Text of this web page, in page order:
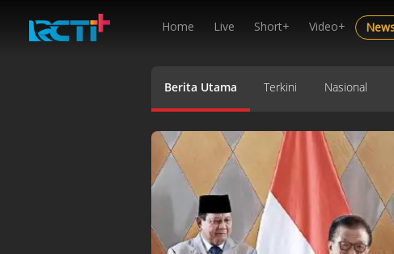
Home Live Short+ Video+
Berita Utama Terkini Nasional